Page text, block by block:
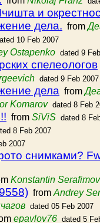
и
дела. from
10 Feb 2007
Ostapenko dated 9
спелеологов
dated 9 Feb 2007
дела from
Komarov dated 8 Feb
from SiViS dated 8
8 Feb 2007
2007
снимками?
Konstantin Serafimov
from Andrey
dated 05 Feb 2007
epavlov76 dated 5